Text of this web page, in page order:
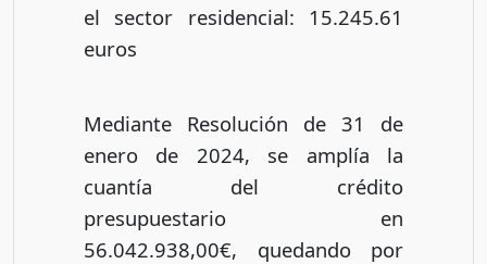
el sector residencial: 15.245.61
euros
Mediante Resolución de 31 de
enero de 2024, se amplía la
cuantía del crédito
presupuestario en
56.042.938,00€, quedando por